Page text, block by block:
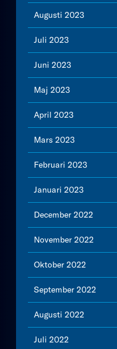
Augusti 2023
Juli 2023
Juni 2023
Maj 2023
April 2023
Mars 2023
Februari 2023
Januari 2023
December 2022
November 2022
Oktober 2022
September 2022
Augusti 2022
Juli 2022